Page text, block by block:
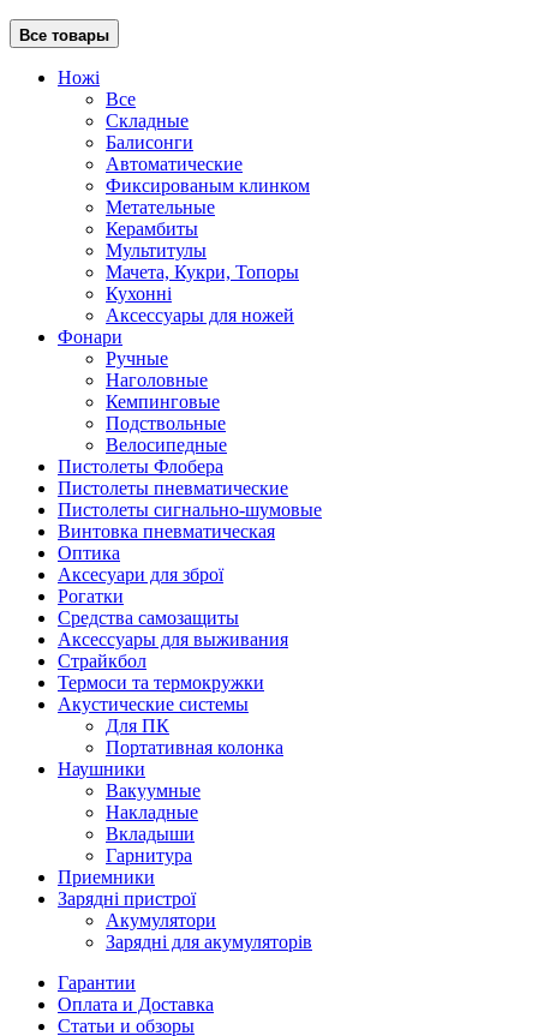
Все товары
Ножі
Все
Складные
Балисонги
Автоматические
Фиксированым клинком
Метательные
Керамбиты
Мультитулы
Мачета, Кукри, Топоры
Кухонні
Аксессуары для ножей
Фонари
Ручные
Наголовные
Кемпинговые
Подствольные
Велосипедные
Пистолеты Флобера
Пистолеты пневматические
Пистолеты сигнально-шумовые
Винтовка пневматическая
Оптика
Аксесуари для зброї
Рогатки
Средства самозащиты
Аксессуары для выживания
Страйкбол
Термоси та термокружки
Акустические системы
Для ПК
Портативная колонка
Наушники
Вакуумные
Накладные
Вкладыши
Гарнитура
Приемники
Зарядні пристрої
Акумулятори
Зарядні для акумуляторів
Гарантии
Оплата и Доставка
Статьи и обзоры